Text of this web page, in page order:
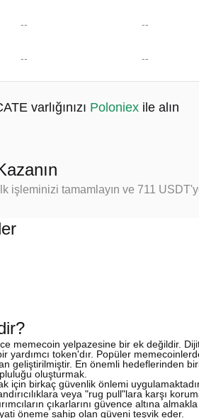
-- --
-- --
varlığınızı Poloniex ile alın
işleminizi tamamlayın ve 711
memecoin yelpazesine bir ek değildir.
yardımcı token'dır. Popüler
geliştirilmiştir. En önemli hedeflerinden
oluşturmak.
için birkaç güvenlik önlemi
veya "rug pull"lara karşı
çıkarlarını güvence altına
öneme sahip olan güveni teşvik eder.